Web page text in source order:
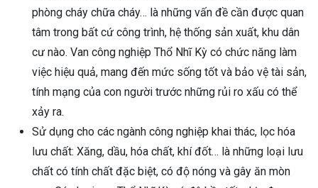
phòng cháy chữa cháy… là những vấn đề cần được quan
tâm trong bất cứ công trình, hệ thống sản xuất, khu dân
cư nào. Van công nghiệp Thổ Nhĩ Kỳ có chức năng làm
việc hiệu quả, mang đến mức sống tốt và bảo vệ tài sản,
tính mạng của con người trước những rủi ro xấu có thể
xảy ra.
Sử dụng cho các ngành công nghiệp khai thác, lọc hóa
lưu chất: Xăng, dầu, hóa chất, khí đốt… là những loại lưu
chất có tính chất đặc biệt, có độ nóng và gây ăn mòn